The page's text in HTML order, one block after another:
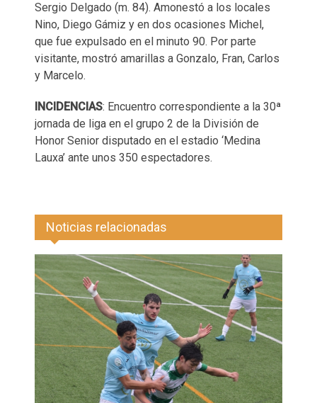
Sergio Delgado (m. 84). Amonestó a los locales
Nino, Diego Gámiz y en dos ocasiones Michel,
que fue expulsado en el minuto 90. Por parte
visitante, mostró amarillas a Gonzalo, Fran, Carlos
y Marcelo.
INCIDENCIAS: Encuentro correspondiente a la 30ª
jornada de liga en el grupo 2 de la División de
Honor Senior disputado en el estadio ‘Medina
Lauxa’ ante unos 350 espectadores.
Noticias relacionadas